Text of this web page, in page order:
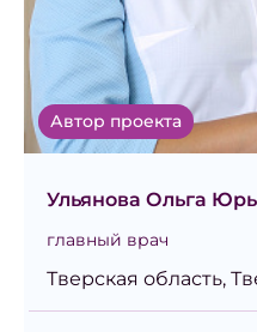
Автор проекта
Ульянова Ольга
главный врач
Тверская область,